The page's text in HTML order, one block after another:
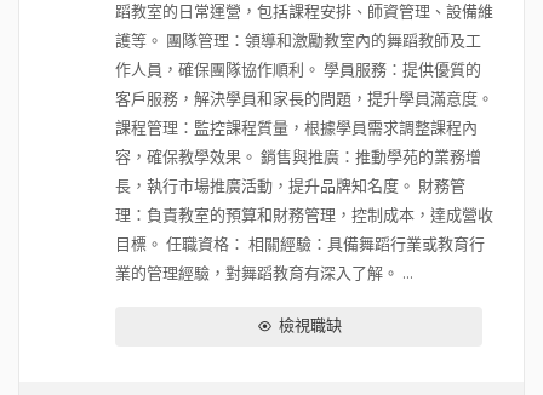
蹈教室的日常運營，包括課程安排、師資管理、設備維
護等。 團隊管理：領導和激勵教室內的舞蹈教師及工
作人員，確保團隊協作順利。 學員服務：提供優質的
客戶服務，解決學員和家長的問題，提升學員滿意度。
課程管理：監控課程質量，根據學員需求調整課程內
容，確保教學效果。 銷售與推廣：推動學苑的業務增
長，執行市場推廣活動，提升品牌知名度。 財務管
理：負責教室的預算和財務管理，控制成本，達成營收
目標。 任職資格： 相關經驗：具備舞蹈行業或教育行
業的管理經驗，對舞蹈教育有深入了解。 ...
檢視職缺